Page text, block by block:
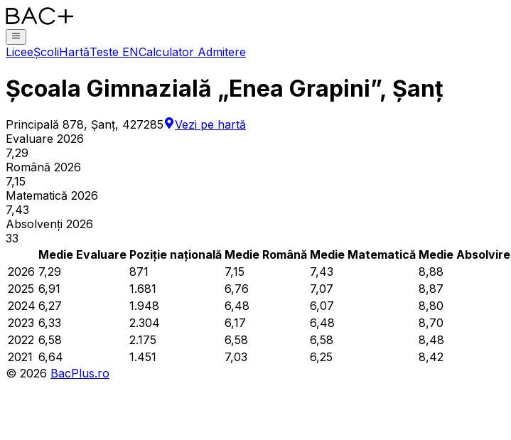
LiceeȘcoliHartăTeste ENCalculator Admitere
Școala Gimnazială „Enea Grapini”, Șanț
Principală 878, Şanţ, 427285
Vezi pe hartă
Evaluare 2026
7,29
Română 2026
7,15
Matematică 2026
7,43
Absolvenți 2026
33
Medie Evaluare Poziție națională Medie Română Medie Matematică Medie Absolvire
2026 7,29 871 7,15 7,43 8,88
2025 6,91 1.681 6,76 7,07 8,87
2024 6,27 1.948 6,48 6,07 8,80
2023 6,33 2.304 6,17 6,48 8,70
2022 6,58 2.175 6,58 6,58 8,48
2021 6,64 1.451 7,03 6,25 8,42
© 2026 BacPlus.ro